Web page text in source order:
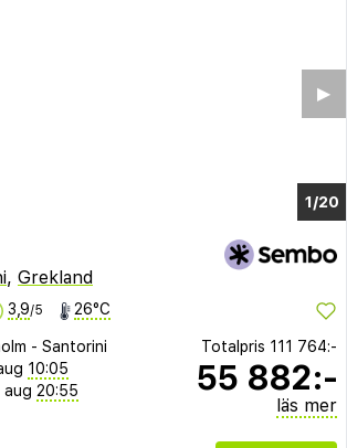
1/16
▶︎
, Grekland
3,9/5 26°C
- Santorini
10:05
aug 20:55
Totalpris 111 764:-
55 882:-
läs mer